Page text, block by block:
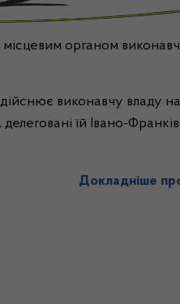
органом
виконавчу владу на
їй Івано-
Докладніше